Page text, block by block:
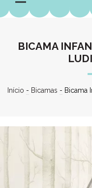
BICAMA
Início - Bicamas - Bicama